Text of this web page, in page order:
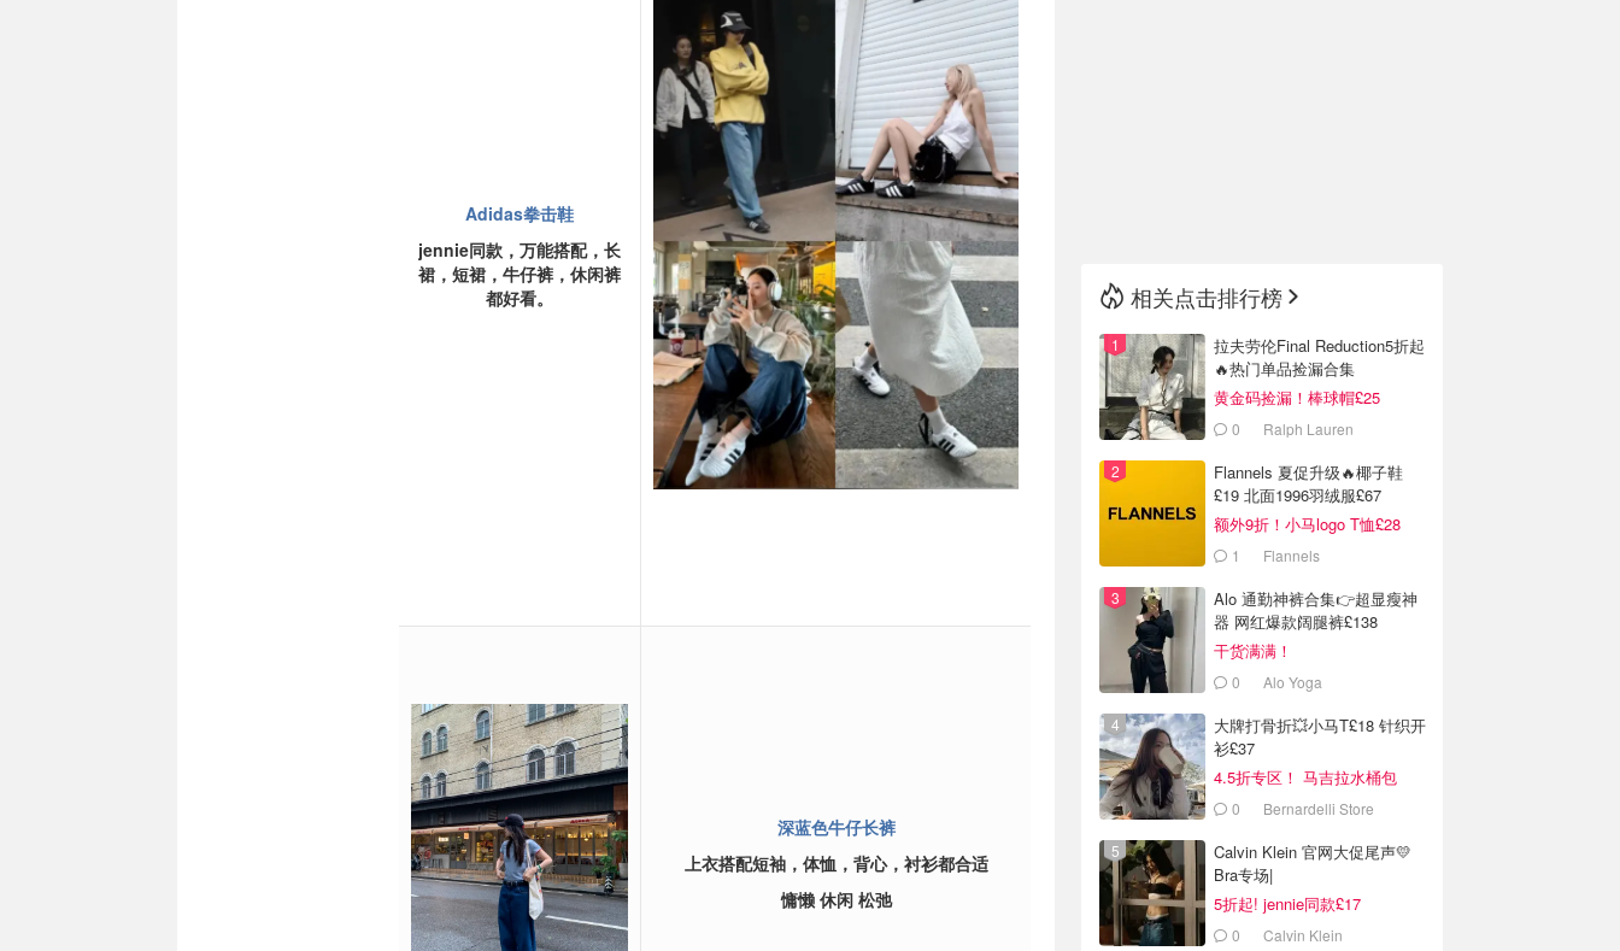
Adidas拳击鞋
jennie同款，万能搭配，长
裙，短裙，牛仔裤，休闲裤
都好看。
深蓝色牛仔长裤
上衣搭配短袖，体恤，背心，衬衫都合适
慵懒 休闲 松弛
相关点击排行榜
拉夫劳伦Final Reduction5折起
🔥热门单品捡漏合集
黄金码捡漏！棒球帽£25
0 Ralph Lauren
Flannels 夏促升级🔥椰子鞋
£19 北面1996羽绒服£67
额外9折！小马logo T恤£28
1 Flannels
Alo 通勤神裤合集👉超显瘦神
器 网红爆款阔腿裤£138
干货满满！
0 Alo Yoga
大牌打骨折💥小马T£18 针织开
衫£37
4.5折专区！ 马吉拉水桶包
£4110 Bernardelli Store
Calvin Klein 官网大促尾声💛
Bra专场|
5折起! jennie同款£17
0 Calvin Klein